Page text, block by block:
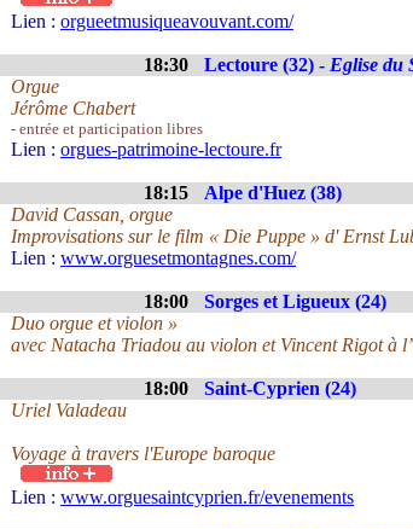
Lien : orgueetmusiqueavouvant.com/
18:30 Lectoure (32) - Eglise du
Orgue
Jérôme Chabert
- entrée et participation libres
Lien : orgues-patrimoine-lectoure.fr
18:15 Alpe d'Huez (38)
David Cassan, orgue
Improvisations sur le film « Die Puppe » d' Ernst
Lien : www.orguesetmontagnes.com/
18:00 Sorges et Ligueux (24)
Duo orgue et violon »
avec Natacha Triadou au violon et Vincent Rigot à
18:00 Saint-Cyprien (24)
Uriel Valadeau
Voyage à travers l'Europe baroque
Lien : www.orguesaintcyprien.fr/evenements